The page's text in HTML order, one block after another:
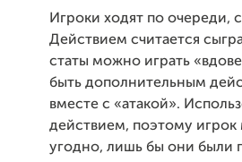
Игроки ходят по очереди,
Действием считается
статы можно играть
быть дополнительным
вместе с «атакой».
действием, поэтому игрок
угодно, лишь бы они были